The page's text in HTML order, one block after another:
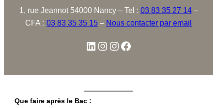
1, rue Jeannot 54000 Nancy – Tel : 03 83 35 27 14–
CFA : 03 83 35 35 15 – Nous contacter par email
Que faire après le Bac :